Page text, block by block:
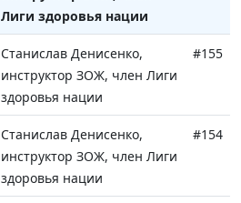
Лиги здоровья нации
Станислав Денисенко,
инструктор ЗОЖ, член Лиги
здоровья нации
#155
Станислав Денисенко,
инструктор ЗОЖ, член Лиги
здоровья нации
#154